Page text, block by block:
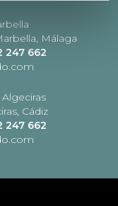
Málaga
247 662
Cádiz
247 662